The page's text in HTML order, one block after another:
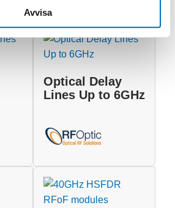
Avvisa
Optical Delay
Lines Up to 6GHz